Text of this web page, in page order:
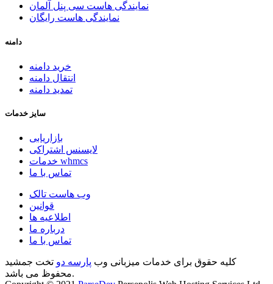
نمایندگی هاست سی پنل آلمان
نمایندگی هاست رایگان
دامنه
خرید دامنه
انتقال دامنه
تمدید دامنه
سایز خدمات
بازاریابی
لایسنس اشتراکی
خدمات whmcs
تماس با ما
وب هاست تالک
قوانین
اطلاعیه ها
درباره ما
تماس با ما
کلیه حقوق برای خدمات میزبانی وب پارسه دو تخت جمشید
محفوظ می باشد.